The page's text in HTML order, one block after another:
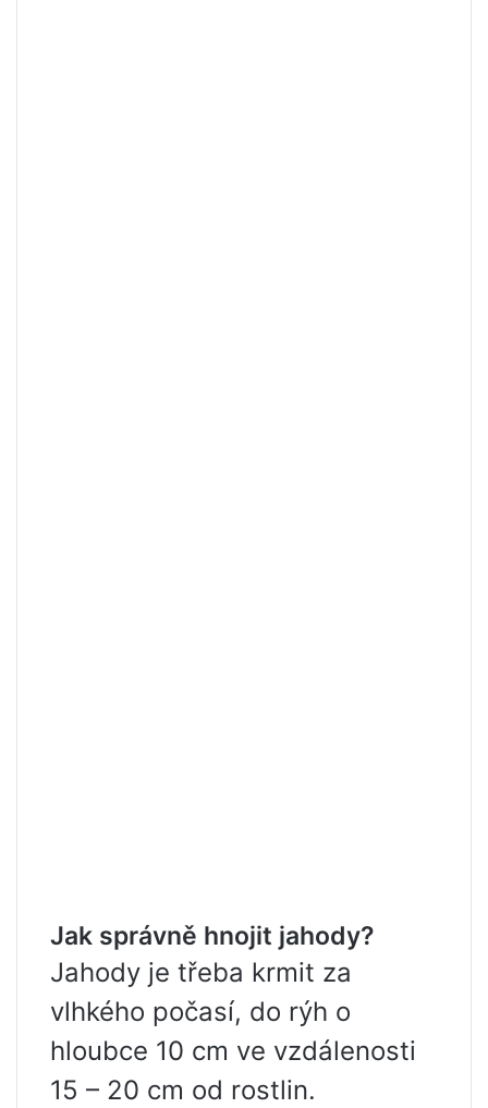
Jak správně hnojit jahody?
Jahody je třeba krmit za
vlhkého počasí, do rýh o
hloubce 10 cm ve vzdálenosti
15 – 20 cm od rostlin.